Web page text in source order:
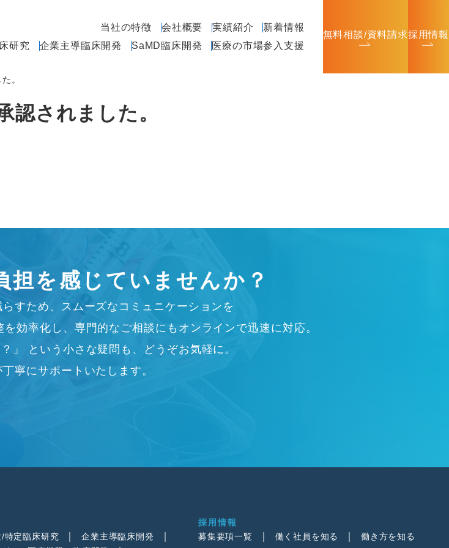
当社の特徴 会社概要 実績紹介
新着情報
研究
企業主導臨床開発 SaMD臨床開発 医療の市場参入支援
無料相談/資料請求採用情報
。
認されました。
担を感じていませんか？
すため、 スムーズなコミュニケーションを
効率化し、専門的なご相談にもオンラインで迅速に対応。
」 という小さな疑問も、どうぞお気軽に。
寧にサポートいたします。
特定臨床研究
企業主導臨床開発
採用情報
募集要項一覧
働く社員を知る 働き方を知る